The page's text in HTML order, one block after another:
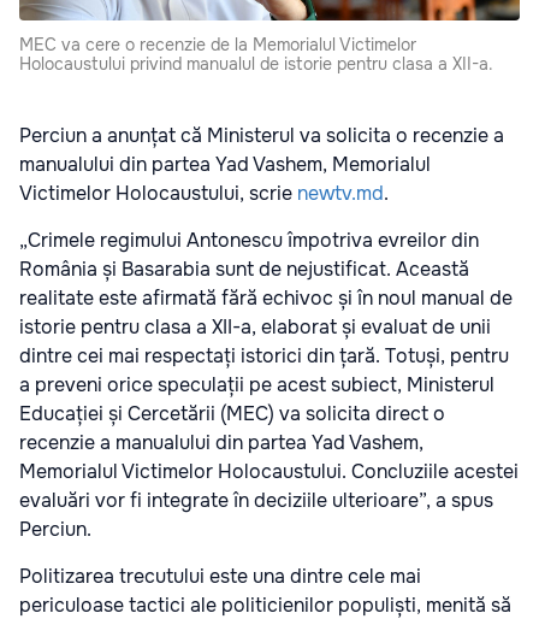
MEC va cere o recenzie de la Memorialul Victimelor
Holocaustului privind manualul de istorie pentru clasa a XII-a.
Perciun a anunțat că Ministerul va solicita o recenzie a
manualului din partea Yad Vashem, Memorialul
Victimelor Holocaustului, scrie newtv.md.
„Crimele regimului Antonescu împotriva evreilor din
România și Basarabia sunt de nejustificat. Această
realitate este afirmată fără echivoc și în noul manual de
istorie pentru clasa a XII-a, elaborat și evaluat de unii
dintre cei mai respectați istorici din țară. Totuși, pentru
a preveni orice speculații pe acest subiect, Ministerul
Educației și Cercetării (MEC) va solicita direct o
recenzie a manualului din partea Yad Vashem,
Memorialul Victimelor Holocaustului. Concluziile acestei
evaluări vor fi integrate în deciziile ulterioare”, a spus
Perciun.
Politizarea trecutului este una dintre cele mai
periculoase tactici ale politicienilor populiști, menită să